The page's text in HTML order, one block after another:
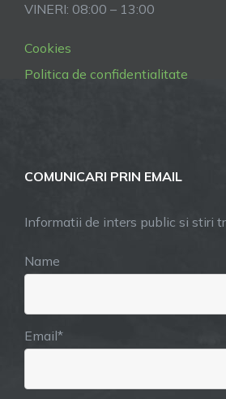
VINERI: 08:00 – 13:00
Cookies
Politica de confidentialitate
COMUNICARI PRIN EMAIL
Informatii de inters public si stiri
Name
Email*